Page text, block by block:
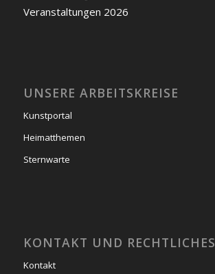
Veranstaltungen 2026
UNSERE ARBEITSKREISE
Kunstportal
Heimatthemen
Sternwarte
KONTAKT UND RECHTLICHES
Kontakt